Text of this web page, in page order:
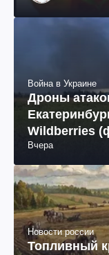
Война в Украине
Дроны
Wildberries
Вчера
Новости россии
Топливный